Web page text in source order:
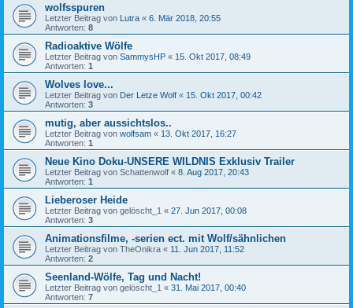
wolfsspuren
Letzter Beitrag von Lutra « 6. Mär 2018, 20:55
Antworten: 8
Radioaktive Wölfe
Letzter Beitrag von SammysHP « 15. Okt 2017, 08:49
Antworten: 1
Wolves love...
Letzter Beitrag von Der Letze Wolf « 15. Okt 2017, 00:42
Antworten: 3
mutig, aber aussichtslos..
Letzter Beitrag von wolfsam « 13. Okt 2017, 16:27
Antworten: 1
Neue Kino Doku-UNSERE WILDNIS Exklusiv Trailer
Letzter Beitrag von Schattenwolf « 8. Aug 2017, 20:43
Antworten: 1
Lieberoser Heide
Letzter Beitrag von gelöscht_1 « 27. Jun 2017, 00:08
Antworten: 3
Animationsfilme, -serien ect. mit Wolf/sähnlichen
Letzter Beitrag von TheOnikra « 11. Jun 2017, 11:52
Antworten: 2
Seenland-Wölfe, Tag und Nacht!
Letzter Beitrag von gelöscht_1 « 31. Mai 2017, 00:40
Antworten: 7